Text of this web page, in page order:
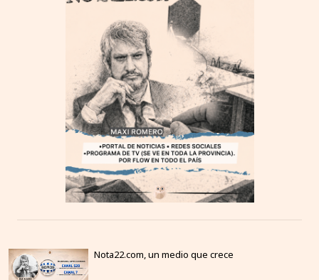
Nota22.com, un medio que crece